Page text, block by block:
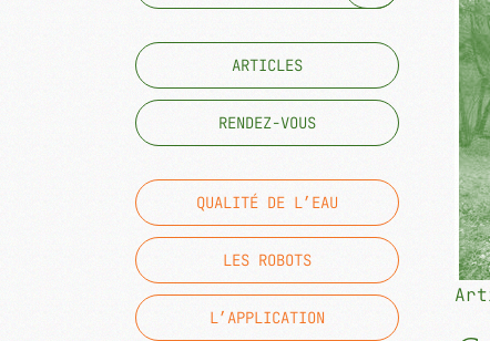
ARTICLES
RENDEZ-VOUS
QUALITÉ DE L’EAU
LES ROBOTS
L’APPLICATION